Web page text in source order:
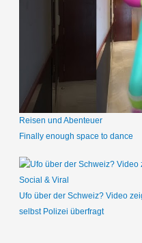
Reisen und Abenteuer
Finally enough space to dance
Social & Viral
Ufo über der Schweiz? Video
selbst Polizei überfragt